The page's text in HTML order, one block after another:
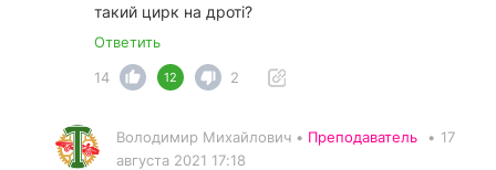
такий цирк на дроті?
Ответить
14
12 2
Володимир Михайлович • Преподаватель • 17
августа 2021 17:18